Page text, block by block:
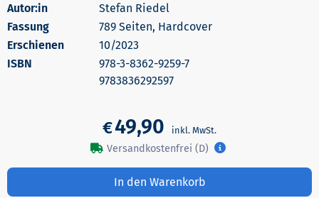
Autor:in
Stefan Riedel
789 Seiten, Hardcover
Erschienen
10/2023
978-3-8362-9259-7
9783836292597
€49,90
Versandkostenfrei (D)
In den Warenkorb